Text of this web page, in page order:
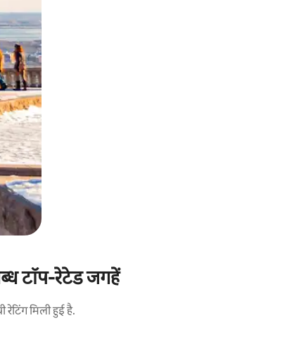
टॉप-रेटेड जगहें
मिली हुई है.